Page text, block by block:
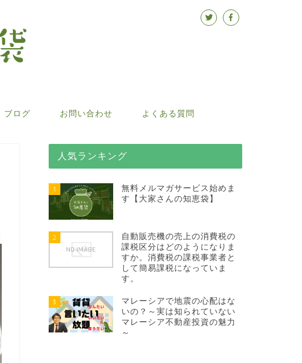
ブログ お問い合わせ よくある質問
人気ランキング
1
無料メルマガサービス始めま
す【大家さんの知恵袋】
2
自動販売機の売上の消費税の
課税区分はどのようになりま
すか。消費税の課税事業者と
して簡易課税になっていま
す。
3
マレーシアで地震の心配はな
いの？～実は知られていない
マレーシア不動産投資の魅力
～